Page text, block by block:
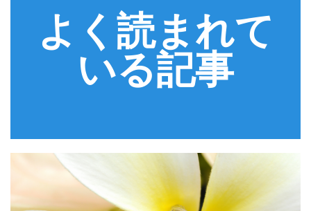
よく読まれて
いる記事